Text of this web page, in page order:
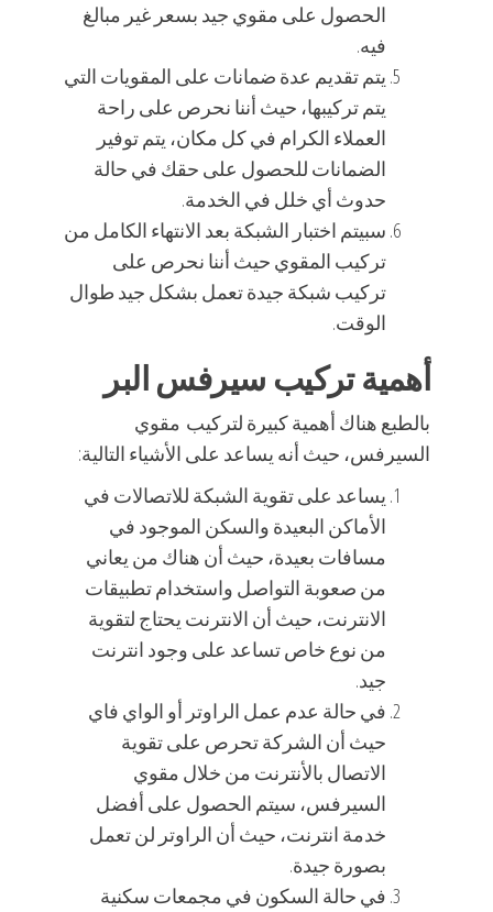
الحصول على مقوي جيد بسعر غير مبالغ
فيه.
يتم تقديم عدة ضمانات على المقويات التي
يتم تركيبها، حيث أننا نحرص على راحة
العملاء الكرام في كل مكان، يتم توفير
الضمانات للحصول على حقك في حالة
حدوث أي خلل في الخدمة.
سبيتم اختبار الشبكة بعد الانتهاء الكامل من
تركيب المقوي حيث أننا نحرص على
تركيب شبكة جيدة تعمل بشكل جيد طوال
الوقت.
أهمية تركيب سيرفس البر
بالطبع هناك أهمية كبيرة لتركيب مقوي
السيرفس، حيث أنه يساعد على الأشياء التالية:
يساعد على تقوية الشبكة للاتصالات في
الأماكن البعيدة والسكن الموجود في
مسافات بعيدة، حيث أن هناك من يعاني
من صعوبة التواصل واستخدام تطبيقات
الانترنت، حيث أن الانترنت يحتاج لتقوية
من نوع خاص تساعد على وجود انترنت
جيد.
في حالة عدم عمل الراوتر أو الواي فاي
حيث أن الشركة تحرص على تقوية
الاتصال بالأنترنت من خلال مقوي
السيرفس، سيتم الحصول على أفضل
خدمة انترنت، حيث أن الراوتر لن تعمل
بصورة جيدة.
في حالة السكون في مجمعات سكنية